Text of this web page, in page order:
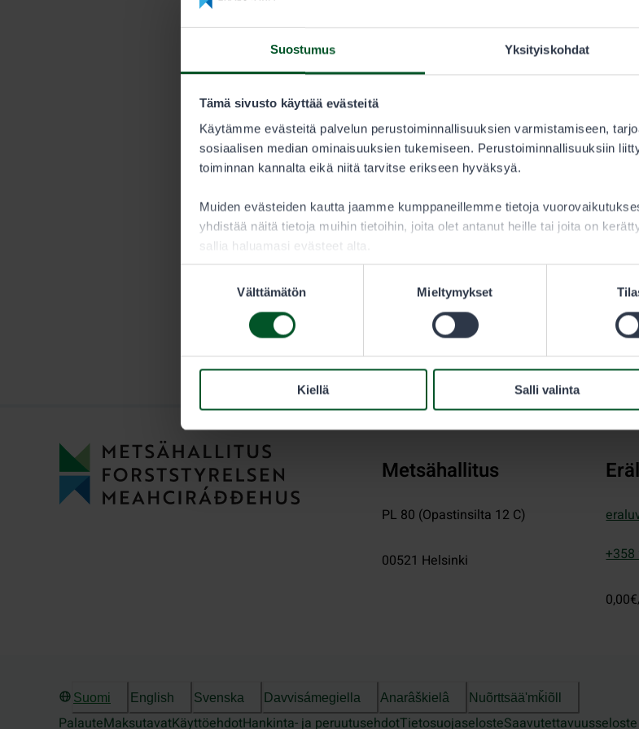
Suostumus Yksityiskohdat
Tämä sivusto käyttää evästeitä
Käytämme evästeitä palvelun perustoiminnallisuuksien varmistamiseen,
sosiaalisen median ominaisuuksien tukemiseen. Perustoiminnallisuuksiin
toiminnan kannalta eikä niitä tarvitse erikseen hyväksyä.
Muiden evästeiden kautta jaamme kumppaneillemme tietoja
yhdistää näitä tietoja muihin tietoihin, joita olet antanut heille tai joita on
sallia haluamasi evästeet alta.
Välttämätön Mieltymykset
Kiellä Salli valinta
KESTO LUVAN KÄYTTÄJÄ
Kausi
Metsästäjän tulee aina tarkistaa sallitut saalislajit
Metsähallitus
PL 80 (Opastinsilta 12 C)
00521 Helsinki
Suomi English Svenska Davvisámegiella Anarâškielâ Nuõrttsääʹmǩiõll
PalauteMaksutavatKäyttöehdotHankinta- ja peruutusehdotTietosuojaselosteSaavutettavuusseloste